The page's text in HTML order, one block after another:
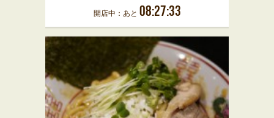
開店中：あと 08:27:33